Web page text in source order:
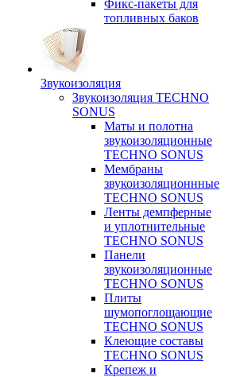
Фикс-пакеты для
топливных баков
Звукоизоляция
Звукоизоляция TECHNO
SONUS
Маты и полотна
звукоизоляционные
TECHNO SONUS
Мембраны
звукоизоляционнные
TECHNO SONUS
Ленты демпферные
и уплотнительные
TECHNO SONUS
Панели
звукоизоляционные
TECHNO SONUS
Плиты
шумопоглощающие
TECHNO SONUS
Клеющие составы
TECHNO SONUS
Крепеж и